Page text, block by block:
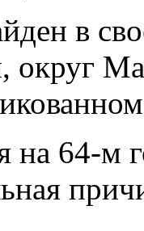
в
округ
на 64-м